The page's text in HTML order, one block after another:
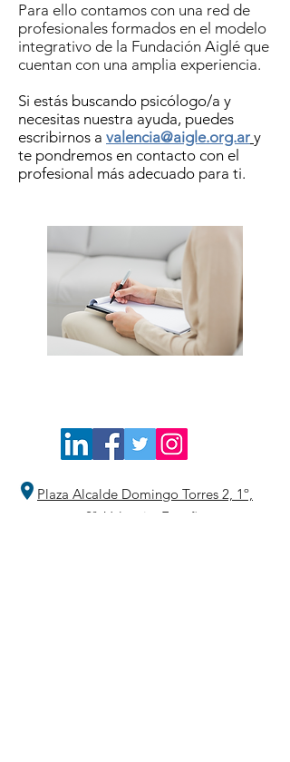
Para ello contamos con una red de
profesionales formados en el modelo
integrativo de la Fundación Aiglé que
cuentan con una amplia experiencia.
Si estás buscando psicólogo/a y
necesitas nuestra ayuda, puedes
escribirnos a valencia@aigle.org.ar y
te pondremos en contacto con el
profesional más adecuado para ti.
Plaza Alcalde Domingo Torres 2, 1º,
2ª. Valencia, España